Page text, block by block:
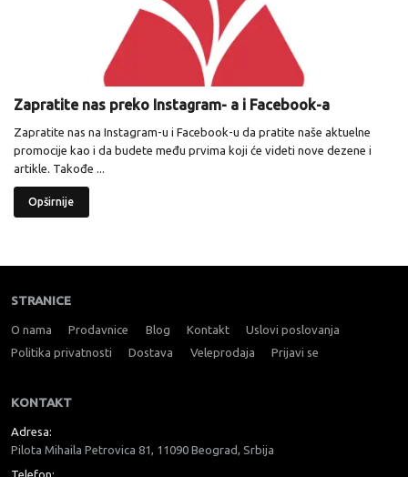
Zapratite nas preko Instagram- a i Facebook-a
Zapratite nas na Instagram-u i Facebook-u da pratite naše aktuelne
promocije kao i da budete među prvima koji će videti nove dezene i
artikle. Takođe ...
Opširnije
STRANICE
O nama Prodavnice Blog Kontakt
Uslovi poslovanja
Politika privatnosti
Dostava Veleprodaja Prijavi se
KONTAKT
Adresa:
Pilota Mihaila Petrovica 81, 11090 Beograd, Srbija